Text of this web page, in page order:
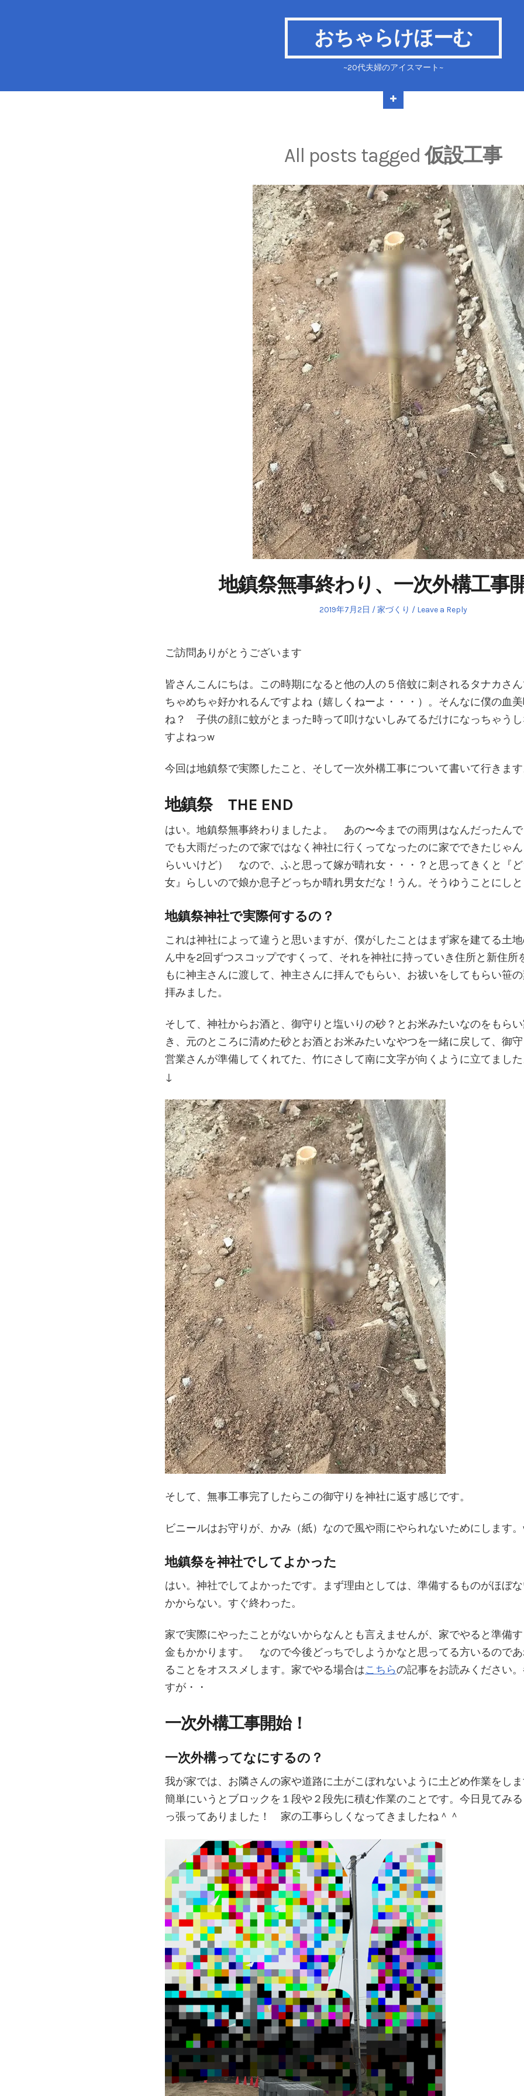
おちゃらけほーむ
~20代夫婦のアイスマート~
All posts tagged仮設工事
地鎮祭無事終わり、一次外構工事
Posted
2019年7月2日
Posted
家づくり Leave a Reply
ご訪問ありがとうございます
皆さんこんにちは。この時期になると他の人の５倍蚊に刺されるタナカさ
ちゃめちゃ好かれるんですよね（嬉しくねーよ・・・）。そんなに僕の血
ね？ 子供の顔に蚊がとまった時って叩けないしみてるだけになっちゃう
すよねっw
今回は地鎮祭で実際したこと、そして一次外構工事について書いて行きま
地鎮祭 THE END
はい。地鎮祭無事終わりましたよ。 あの〜今までの雨男はなんだったん
でも大雨だったので家ではなく神社に行くってなったのに家でできたじゃ
らいいけど） なので、ふと思って嫁が晴れ女・・・？と思ってきくと『
女』らしいので娘か息子どっちか晴れ男女だな！うん。そうゆうことにし
地鎮祭神社で実際何するの？
これは神社によって違うと思いますが、僕がしたことはまず家を建てる土
ん中を2回ずつスコップですくって、それを神社に持っていき住所と新住所
もに神主さんに渡して、神主さんに拝んでもらい、お祓いをしてもらい笹
拝みました。
そして、神社からお酒と、御守りと塩いりの砂？とお米みたいなのをもら
き、元のところに清めた砂とお酒とお米みたいなやつを一緒に戻して、御
営業さんが準備してくれてた、竹にさして南に文字が向くように立てまし
↓
そして、無事工事完了したらこの御守りを神社に返す感じです。
ビニールはお守りが、かみ（紙）なので風や雨にやられないためにします
地鎮祭を神社でしてよかった
はい。神社でしてよかったです。まず理由としては、準備するものがほぼ
かからない。すぐ終わった。
家で実際にやったことがないからなんとも言えませんが、家でやると準備
金もかかります。 なので今後どっちでしようかなと思ってる方いるので
ることをオススメします。家でやる場合はこちらの記事をお読みください
すが・・
一次外構工事開始！
一次外構ってなにするの？
我が家では、お隣さんの家や道路に土がこぼれないように土どめ作業をし
簡単にいうとブロックを１段や２段先に積む作業のことです。今日見てみ
っ張ってありました！ 家の工事らしくなってきましたね＾＾